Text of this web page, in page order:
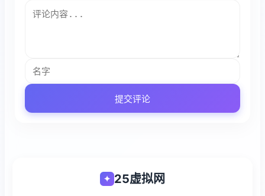
提交评论
✦ 25虚拟网